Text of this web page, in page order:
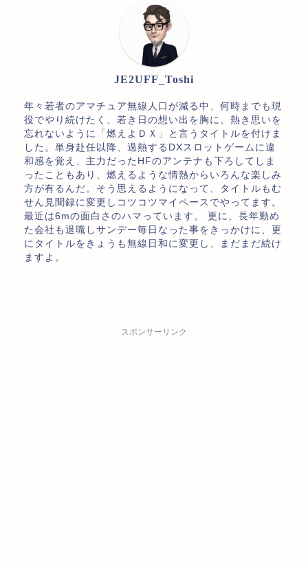
JE2UFF_Toshi
年々若者のアマチュア無線人口が減る中、何時までも現
役でやり続けたく、若き日の想い出を胸に、熱き思いを
忘れないように「燃えよＤＸ」と言うタイトルを付けま
した。単身赴任以降、過熱するDXスロットゲームに違
和感を覚え、主力だったHFのアンテナも下ろしてしま
ったこともあり、燃えるような情熱からいろんな楽しみ
方が有るんだ。そう思えるようになって、タイトルもむ
せん見聞録に変更しコツコツマイペースでやってます。
最近は6mの面白さのハマっています。 更に、長年勤め
た会社も退職しサンデー毎日なった事をきっかけに、更
にタイトルをきょうも無線日和に変更し、まだまだ続け
ますよ。
スポンサーリンク